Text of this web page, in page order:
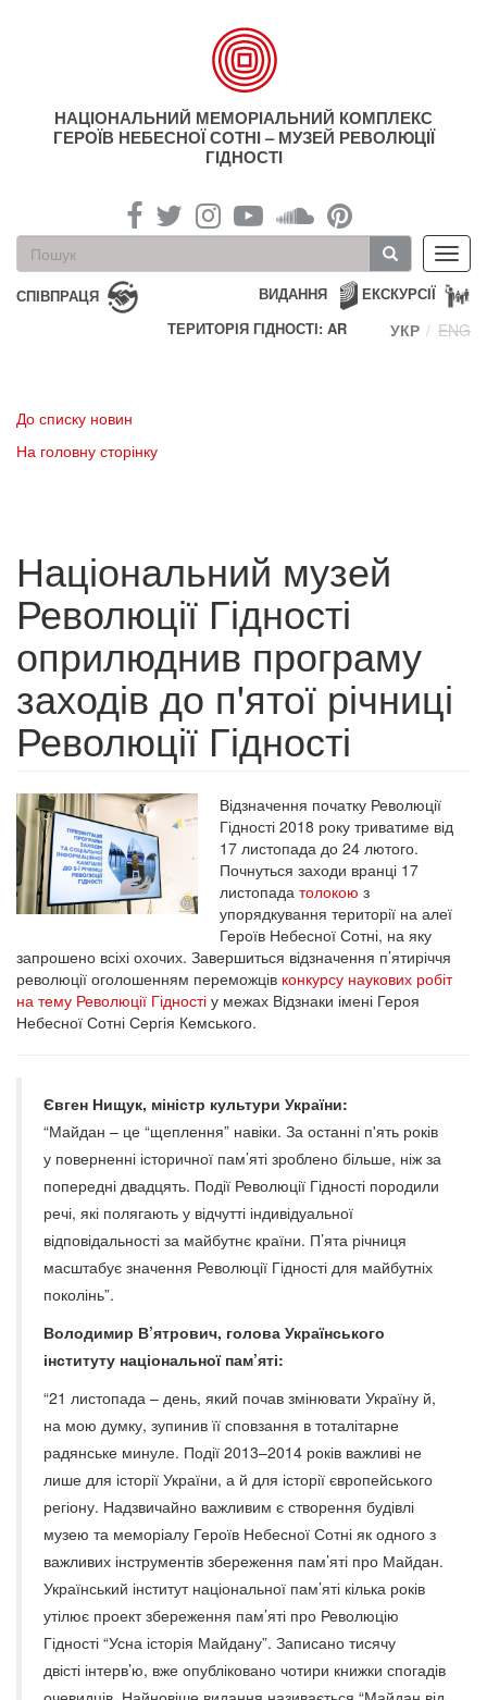
НАЦІОНАЛЬНИЙ МЕМОРІАЛЬНИЙ КОМПЛЕКС
ГЕРОЇВ НЕБЕСНОЇ СОТНІ – МУЗЕЙ РЕВОЛЮЦІЇ
ГІДНОСТІ
Пошукова
форма
Пошук
СПІВПРАЦЯ ЕКСКУРСІЇ
ВИДАННЯ
ТЕРИТОРІЯ ГІДНОСТІ: AR
УКР ENG
До списку новин
На головну сторінку
Національний музей
Революції Гідності
оприлюднив програму
заходів до п'ятої річниці
Революції Гідності
Відзначення початку Революції
Гідності 2018 року триватиме від
17 листопада до 24 лютого.
Почнуться заходи вранці 17
листопадатолокою з
упорядкування території на алеї
Героїв Небесної Сотні, на яку
запрошено всіхі охочих. Завершиться відзначення п’ятиріччя
революції оголошенням переможців конкурсу наукових робіт
на тему Революції Гідності у межах Відзнаки імені Героя
Небесної Сотні Сергія Кемського.
Євген Нищук, міністр культури України:
“Майдан – це “щеплення” навіки. За останні п'ять років
у поверненні історичної пам’яті зроблено більше, ніж за
попередні двадцять. Події Революції Гідності породили
речі, які полягають у відчутті індивідуальної
відповідальності за майбутнє країни. П’ята річниця
масштабує значення Революції Гідності для майбутніх
поколінь”.
Володимир В’ятрович, голова Українського
інституту національної пам’яті:
“21 листопада – день, який почав змінювати Україну й,
на мою думку, зупинив її сповзання в тоталітарне
радянське минуле. Події 2013–2014 років важливі не
лише для історії України, а й для історії європейського
регіону. Надзвичайно важливим є створення будівлі
музею та меморіалу Героїв Небесної Сотні як одного з
важливих інструментів збереження пам’яті про Майдан.
Український інститут національної пам’яті кілька років
утілює проект збереження пам’яті про Революцію
Гідності “Усна історія Майдану”. Записано тисячу
двісті інтерв’ю, вже опубліковано чотири книжки спогадів